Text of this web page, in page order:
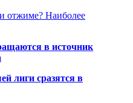
отжиме? Наиболее
в источник
лиги сразятся в